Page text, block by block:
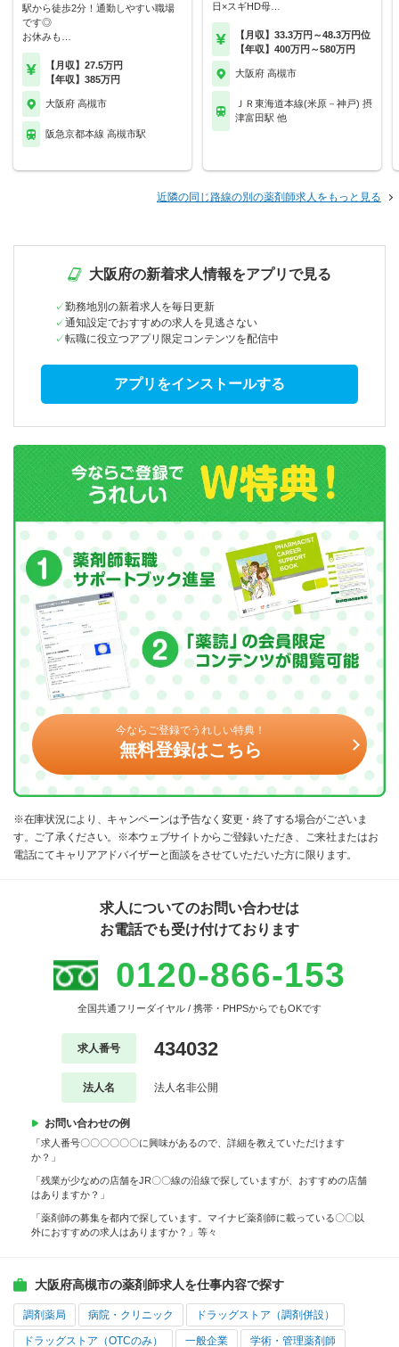
駅から徒歩2分！通勤しやすい職場
です◎
お休みも…
【月収】27.5万円
【年収】385万円
大阪府 高槻市
阪急京都本線 高槻市駅
日×スギHD母…
【月収】33.3万円～48.3万円位
【年収】400万円～580万円
大阪府 高槻市
ＪＲ東海道本線(米原－神戸) 摂
津富田駅 他
近隣の同じ路線の別の薬剤師求人をもっと見る
大阪府の新着求人情報をアプリで見る
勤務地別の新着求人を毎日更新
通知設定でおすすめの求人を見逃さない
転職に役立つアプリ限定コンテンツを配信中
アプリをインストールする
今ならご登録でうれしい特典！
無料登録はこちら
※在庫状況により、キャンペーンは予告なく変更・終了する場合がございま
す。ご了承ください。※本ウェブサイトからご登録いただき、ご来社またはお
電話にてキャリアアドバイザーと面談をさせていただいた方に限ります。
求人についてのお問い合わせは
お電話でも受け付けております
0120-866-153
全国共通フリーダイヤル / 携帯・PHPSからでもOKです
求人番号 434032
法人名 法人名非公開
お問い合わせの例
「求人番号〇〇〇〇〇〇に興味があるので、詳細を教えていただけます
か？」
「残業が少なめの店舗をJR〇〇線の沿線で探していますが、おすすめの店舗
はありますか？」
「薬剤師の募集を都内で探しています。マイナビ薬剤師に載っている〇〇以
外におすすめの求人はありますか？」等々
大阪府高槻市の薬剤師求人を仕事内容で探す
調剤薬局 病院・クリニック ドラッグストア（調剤併設）
ドラッグストア（OTCのみ） 一般企業 学術・管理薬剤師